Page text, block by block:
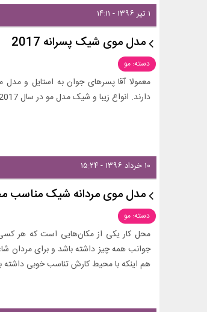
۱ تیر ۱۳۹۶ - ۱۴:۱۱
مدل موی شیک پسرانه 2017
دسته: مو
معمولا آقا پسرهای جوان به استایل و
دارند. انواع زیبا و شیک مدل مو در سال 2017 و مناسب برای مردهای جوان...
۱۰ خرداد ۱۳۹۶ - ۱۵:۲۴
مدل موی مردانه شیک مناسب
دسته: مو
محل کار یکی از مکان‌هایی است که هر
جوانب همه چیز داشته باشد و برای مردان
هم اینکه با محیط کارش تناسب خوبی